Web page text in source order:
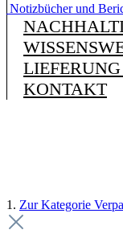
Notizbücher und
KONTAKT
1. Zur Kategorie